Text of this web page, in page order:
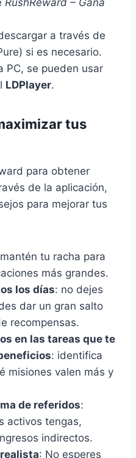
RushReward – Gana
a través de
si es necesario.
PC, se pueden usar
LDPlayer.
tus
para obtener
de la aplicación,
para mejorar tus
tu racha para
más grandes.
los días: no dejes
dar un gran salto
recompensas.
en las tareas que te
: identifica
misiones valen más y
de referidos:
activos tengas,
indirectos.
: No esperes